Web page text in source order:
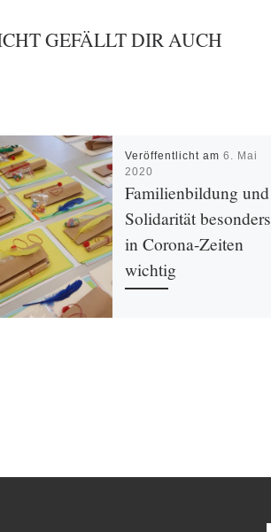
GEFÄLLT DIR AUCH
Veröffentlicht am6. Mai
2020
Familienbildung und
Solidarität besonders
in Corona-Zeiten
wichtig